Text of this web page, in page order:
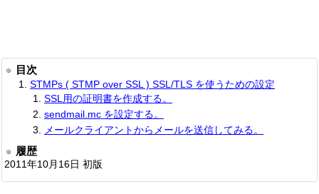
目次
STMPs ( STMP over SSL ) SSL/TLS を使うための設定
SSL用の証明書を作成する。
sendmail.mc を設定する。
メールクライアントからメールを送信してみる。
履歴
2011年10月16日 初版